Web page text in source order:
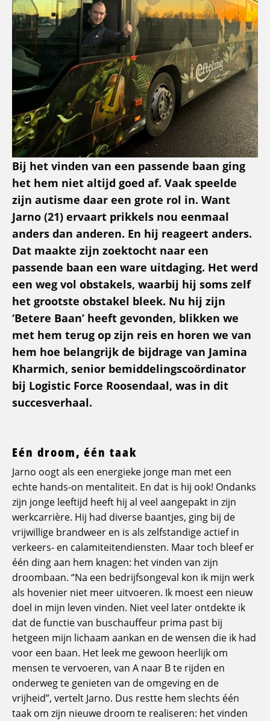
Bij het vinden van een passende baan ging
het hem niet altijd goed af. Vaak speelde
zijn autisme daar een grote rol in. Want
Jarno (21) ervaart prikkels nou eenmaal
anders dan anderen. En hij reageert anders.
Dat maakte zijn zoektocht naar een
passende baan een ware uitdaging. Het werd
een weg vol obstakels, waarbij hij soms zelf
het grootste obstakel bleek. Nu hij zijn
‘Betere Baan’ heeft gevonden, blikken we
met hem terug op zijn reis en horen we van
hem hoe belangrijk de bijdrage van Jamina
Kharmich, senior bemiddelingscoördinator
bij Logistic Force Roosendaal, was in dit
succesverhaal.
Eén droom, één taak
Jarno oogt als een energieke jonge man met een
echte hands-on mentaliteit. En dat is hij ook! Ondanks
zijn jonge leeftijd heeft hij al veel aangepakt in zijn
werkcarrière. Hij had diverse baantjes, ging bij de
vrijwillige brandweer en is als zelfstandige actief in
verkeers- en calamiteitendiensten. Maar toch bleef er
één ding aan hem knagen: het vinden van zijn
droombaan. “Na een bedrijfsongeval kon ik mijn werk
als hovenier niet meer uitvoeren. Ik moest een nieuw
doel in mijn leven vinden. Niet veel later ontdekte ik
dat de functie van buschauffeur prima past bij
hetgeen mijn lichaam aankan en de wensen die ik had
voor een baan. Het leek me gewoon heerlijk om
mensen te vervoeren, van A naar B te rijden en
onderweg te genieten van de omgeving en de
vrijheid”, vertelt Jarno. Dus restte hem slechts één
taak om zijn nieuwe droom te realiseren: het vinden